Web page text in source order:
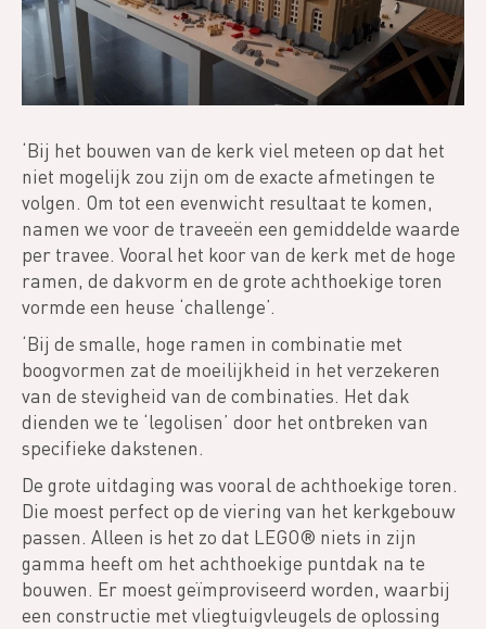
‘Bij het bouwen van de kerk viel meteen op dat het
niet mogelijk zou zijn om de exacte afmetingen te
volgen. Om tot een evenwicht resultaat te komen,
namen we voor de traveeën een gemiddelde waarde
per travee. Vooral het koor van de kerk met de hoge
ramen, de dakvorm en de grote achthoekige toren
vormde een heuse ‘challenge’.
‘Bij de smalle, hoge ramen in combinatie met
boogvormen zat de moeilijkheid in het verzekeren
van de stevigheid van de combinaties. Het dak
dienden we te ‘legolisen’ door het ontbreken van
specifieke dakstenen.
De grote uitdaging was vooral de achthoekige toren.
Die moest perfect op de viering van het kerkgebouw
passen. Alleen is het zo dat LEGO® niets in zijn
gamma heeft om het achthoekige puntdak na te
bouwen. Er moest geïmproviseerd worden, waarbij
een constructie met vliegtuigvleugels de oplossing